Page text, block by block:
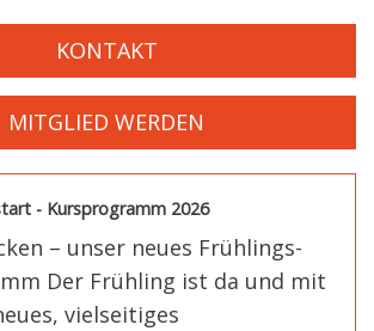
KONTAKT
MITGLIED WERDEN
- Kursprogramm 2026
– unser neues Frühlings-
Der Frühling ist da und mit
vielseitiges